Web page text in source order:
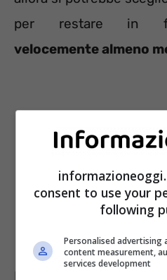
per restare in
velocemente almeno
consent to use your
following
Personalised advertising
content measurement,
services development